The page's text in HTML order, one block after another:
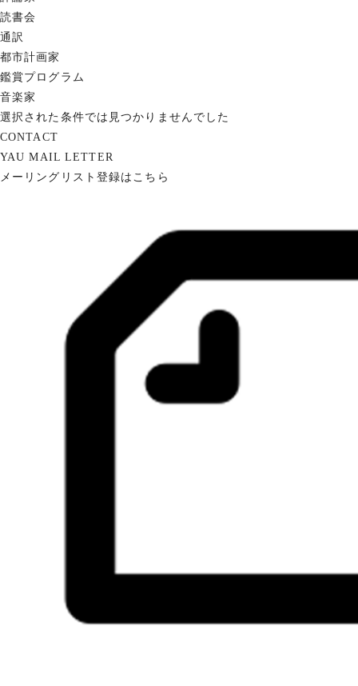
読書会
通訳
都市計画家
鑑賞プログラム
音楽家
選択された条件では見つかりませんでした
CONTACT
YAU MAIL LETTER
メーリングリスト登録はこちら